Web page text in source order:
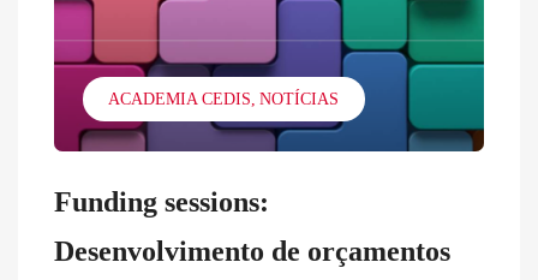
ACADEMIA CEDIS NOTÍCIAS
Funding sessions:
Desenvolvimento de orçamentos